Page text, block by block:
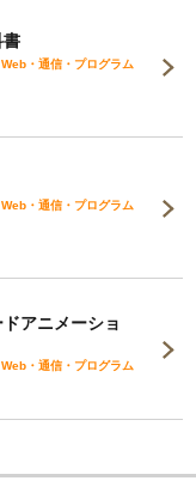
書
・通信・プログラム
・通信・プログラム
アニメーショ
・通信・プログラム